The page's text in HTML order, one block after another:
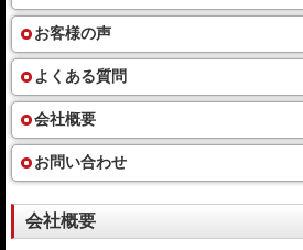
お客様の声
よくある質問
会社概要
お問い合わせ
会社概要